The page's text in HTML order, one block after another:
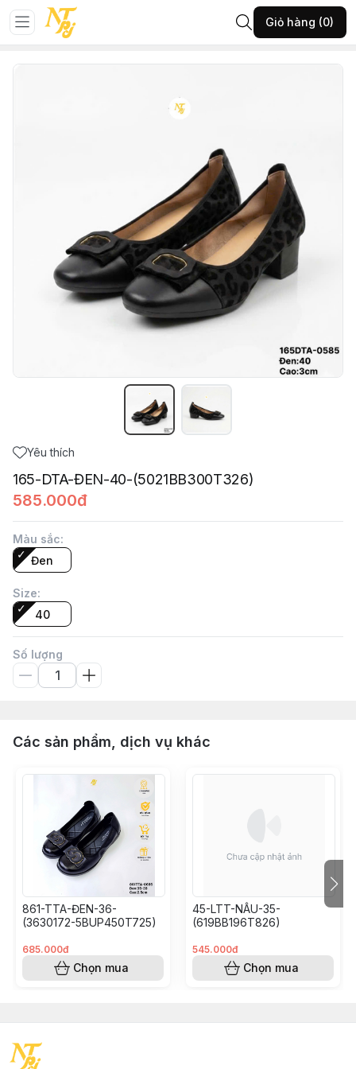
Giỏ hàng (0)
Trang chủ
165-DTA-ĐEN-40-(5021BB300T326)
Yêu thích
165-DTA-ĐEN-40-(5021BB300T326)
585.000đ
Màu sắc:
Đen
Size:
40
Số lượng
Các sản phẩm, dịch vụ khác
861-TTA-ĐEN-36-
(3630172-5BUP450T725)
685.000đ
Chọn mua
45-LTT-NÂU-35-
(619BB196T826)
545.000đ
Chọn mua